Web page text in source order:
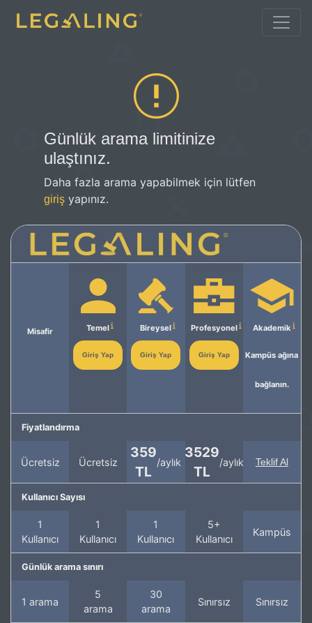
Günlük arama limitinize
ulaştınız.
Daha fazla arama yapabilmek için lütfen
giriş yapınız.
Misafir Temel
Giriş Yap
Bireysel
Giriş Yap
Profesyonel
Giriş Yap
Akademik
Kampüs ağına
bağlanın.
Fiyatlandırma
Ücretsiz Ücretsiz
359
TL
/aylık
3529
TL
/aylık Teklif Al
Kullanıcı Sayısı
1
Kullanıcı
1
Kullanıcı
1
Kullanıcı
5+
Kullanıcı
Kampüs
Günlük arama sınırı
1 arama
5
arama
30
arama
Sınırsız Sınırsız